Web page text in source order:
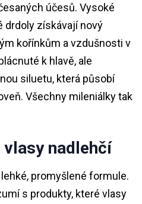
účesů. Vysoké
drdoly získávají nový
kořínkům a vzdušnosti v
k hlavě, ale
siluetu, která působí
Všechny mileniálky tak
nadlehčí
promyšlené formule.
s produkty, které vlasy